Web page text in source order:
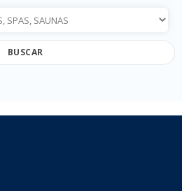
BUSCAR